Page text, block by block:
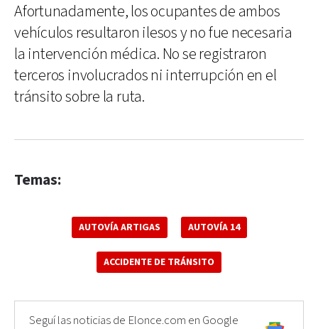
Afortunadamente, los ocupantes de ambos
vehículos resultaron ilesos y no fue necesaria
la intervención médica. No se registraron
terceros involucrados ni interrupción en el
tránsito sobre la ruta.
Temas:
AUTOVÍA ARTIGAS AUTOVÍA 14
ACCIDENTE DE TRÁNSITO
Seguí las noticias de Elonce.com en Google